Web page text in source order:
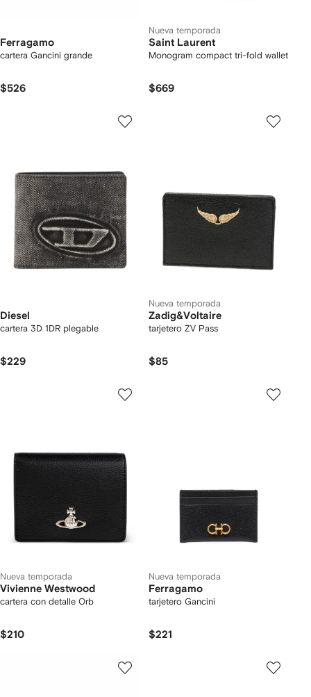
Ferragamo
cartera Gancini grande
$526
Nueva temporada
Saint Laurent
Monogram compact tri-fold wallet
$669
Diesel
cartera 3D 1DR plegable
$229
Nueva temporada
Zadig&Voltaire
tarjetero ZV Pass
$85
Nueva temporada
Vivienne Westwood
cartera con detalle Orb
$210
Nueva temporada
Ferragamo
tarjetero Gancini
$221